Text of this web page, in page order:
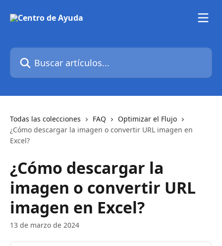
Buscar artículos...
Todas las colecciones FAQ
Optimizar el Flujo
¿Cómo descargar la imagen o convertir URL imagen en
Excel?
¿Cómo descargar la
imagen o convertir URL
imagen en Excel?
13 de marzo de 2024